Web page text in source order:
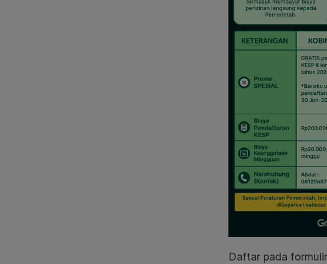
Daftar pada